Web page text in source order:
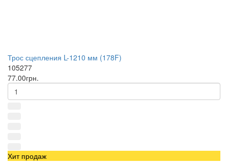
Трос сцепления L-1210 мм (178F)
105277
77.00грн.
Хит продаж